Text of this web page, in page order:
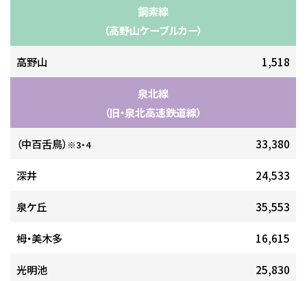
鋼索線
（高野山ケーブルカー）
高野山 1,518
泉北線
（旧・泉北高速鉄道線）
（中百舌鳥） ※3・4 33,380
深井 24,533
泉ケ丘 35,553
栂・美木多 16,615
光明池 25,830